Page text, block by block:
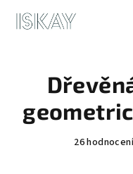
Průměrné
26 hodnocení